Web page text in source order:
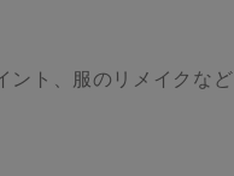
ント、服のリメイクなど